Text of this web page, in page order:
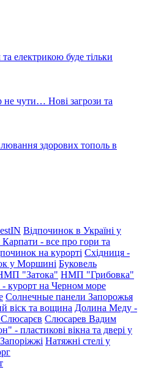
електрикою буде тільки
не чути… Нові загрози та
здорових тополь в
Відпочинок в Україні у
Карпати - все про гори та
на курорті Східниця -
у Моршині Буковель
"Затока" НМП "Грибовка"
- курорт на Черном море
Солнечные панели Запорожья
віск та вощина Долина Меду -
Слюсарев Вадим
- пластикові вікна та двері у
Натяжні стелі у